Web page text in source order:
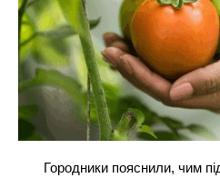
Городники пояснили, чим